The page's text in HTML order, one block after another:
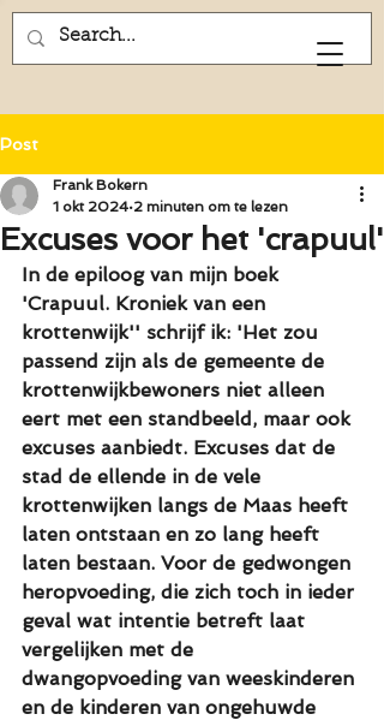
Frank Bokern
Post
Excuses voor het 'crapuul'
Frank Bokern
1 okt 2024 2 minuten om te lezen
In de epiloog van mijn boek
'Crapuul. Kroniek van een
krottenwijk'' schrijf ik: 'Het zou
passend zijn als de gemeente de
krottenwijkbewoners niet alleen
eert met een standbeeld, maar ook
excuses aanbiedt. Excuses dat de
stad de ellende in de vele
krottenwijken langs de Maas heeft
laten ontstaan en zo lang heeft
laten bestaan. Voor de gedwongen
heropvoeding, die zich toch in ieder
geval wat intentie betreft laat
vergelijken met de
dwangopvoeding van weeskinderen
en de kinderen van ongehuwde